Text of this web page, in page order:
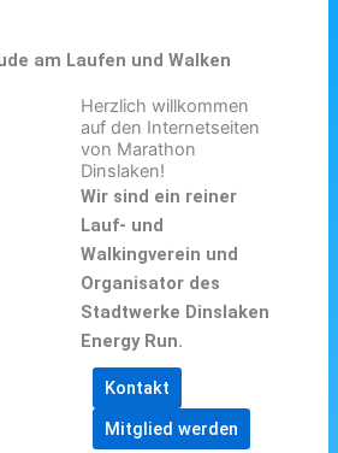
am Laufen und Walken
Herzlich willkommen
auf den Internetseiten
von Marathon
Dinslaken!
Wir sind ein reiner
Lauf- und
Walkingverein und
Organisator des
Stadtwerke Dinslaken
Energy Run.
Kontakt
Mitglied werden